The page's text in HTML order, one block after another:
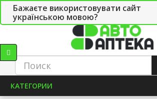
Бажаєте використовувати сайт
українською мовою?
СТО
КАТЕГОРИИ